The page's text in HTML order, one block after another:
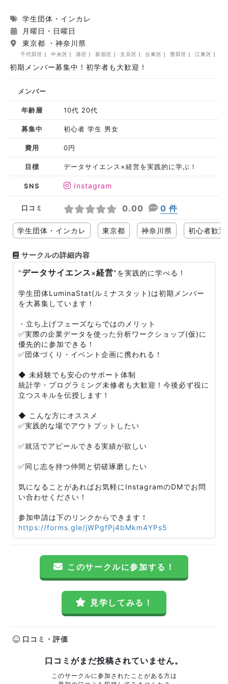
学生団体・インカレ
月曜日・日曜日
東京都 ・神奈川県
千代田区 中央区 港区 新宿区 文京区 台東区 墨田区 江東区
初期メンバー募集中！初学者も大歓迎！
メンバー
年齢層 10代 20代
募集中 初心者 学生 男女
費用 0円
目標 データサイエンス×経営を実践的に学ぶ！
SNS Instagram
口コミ 0.00 0 件
学生団体・インカレ 東京都 神奈川県 初心者歓迎
サークルの詳細内容
"データサイエンス×経営"を実践的に学べる！
学生団体LuminaStat(ルミナスタット)は初期メンバー
を大募集しています！
・立ち上げフェーズならではのメリット
✅実際の企業データを使った分析ワークショップ(仮)に
優先的に参加できる！
✅団体づくり・イベント企画に携われる！
◆ 未経験でも安心のサポート体制
統計学・プログラミング未修者も大歓迎！今後必ず役に
立つスキルを伝授します！
◆ こんな方にオススメ
✅実践的な場でアウトプットしたい
✅就活でアピールできる実績が欲しい
✅同じ志を持つ仲間と切磋琢磨したい
気になることがあればお気軽にInstagramのDMでお問
い合わせください！
参加申請は下のリンクからできます！
https://forms.gle/jWPgfPj4bMkm4YPs5
このサークルに参加する！
見学してみる！
口コミ・評価
口コミがまだ投稿されていません。
このサークルに参加されたことがある方は